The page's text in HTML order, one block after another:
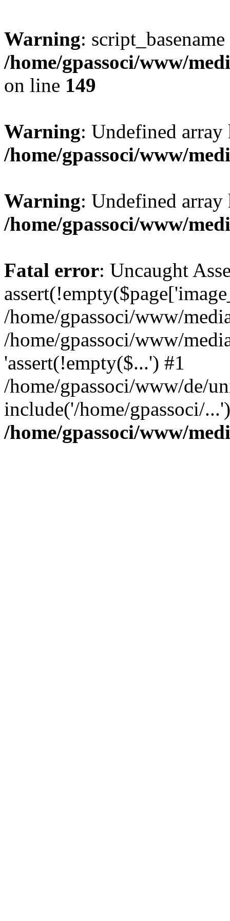
Warning:
/home/gpassoci/www/
on line 149
Warning: Undefined
/home/gpassoci/www/
Warning: Undefined
/home/gpassoci/www/
Fatal error: Uncaught
/home/gpassoci/www/
/home/gpassoci/www/
'assert(!empty($...') #1
/home/gpassoci/www/de/
include('/home/gpassoci/
/home/gpassoci/www/